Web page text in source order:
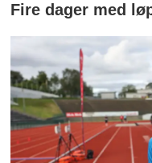
Fire dager med